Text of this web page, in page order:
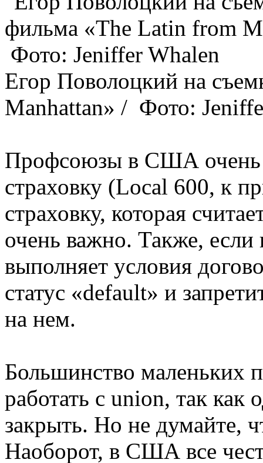
Егор Поволоцкий на
Manhattan» / Фото:
Профсоюзы в США очень
страховку (Local 600, к
страховку, которая
очень важно. Также,
выполняет условия
статус «default» и
на нем.
Большинство маленьких
работать с union, так
закрыть. Но не думайте,
Наоборот, в США все